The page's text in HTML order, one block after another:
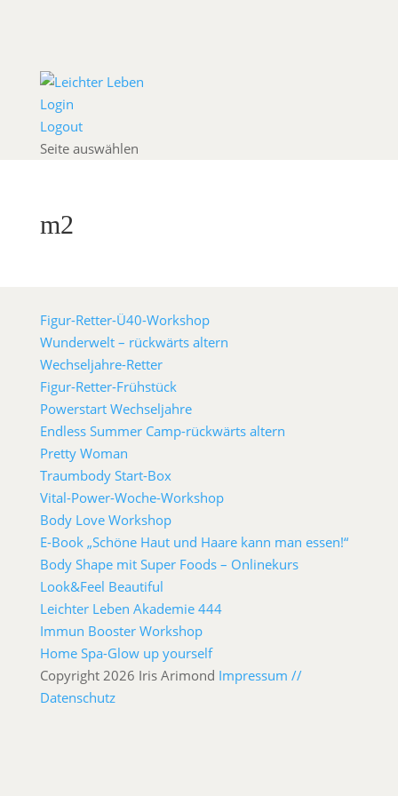
Login
Logout
Seite auswählen
m2
Figur-Retter-Ü40-Workshop
Wunderwelt – rückwärts altern
Wechseljahre-Retter
Figur-Retter-Frühstück
Powerstart Wechseljahre
Endless Summer Camp-rückwärts altern
Pretty Woman
Traumbody Start-Box
Vital-Power-Woche-Workshop
Body Love Workshop
E-Book „Schöne Haut und Haare kann man essen!“
Body Shape mit Super Foods – Onlinekurs
Look&Feel Beautiful
Leichter Leben Akademie 444
Immun Booster Workshop
Home Spa-Glow up yourself
Copyright 2026 Iris Arimond Impressum //
Datenschutz